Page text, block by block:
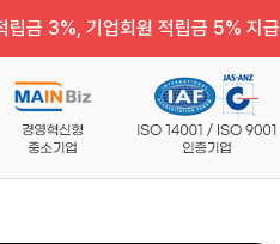
금 3%, 기업회원 적립금 5% 지급